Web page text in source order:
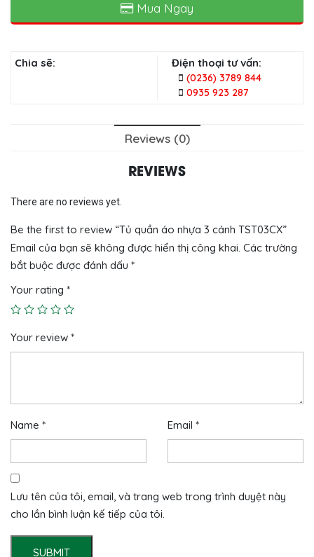
3
quantity
Mua Ngay
Chia sẽ: Điện thoại tư vấn:
(0236) 3789 844
0935 923 287
Reviews (0)
REVIEWS
There are no reviews yet.
Be the first to review “Tủ quần áo nhựa 3 cánh TST03CX”
Email của bạn sẽ không được hiển thị công khai. Các trường
bắt buộc được đánh dấu *
Your rating *
Your review *
Name * Email *
Lưu tên của tôi, email, và trang web trong trình duyệt này
cho lần bình luận kế tiếp của tôi.